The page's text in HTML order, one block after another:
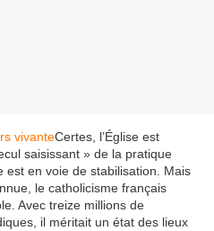
Certes, l’Église est
saisissant » de la pratique
est en voie de stabilisation. Mais
le catholicisme français
Avec treize millions de
il méritait un état des lieux